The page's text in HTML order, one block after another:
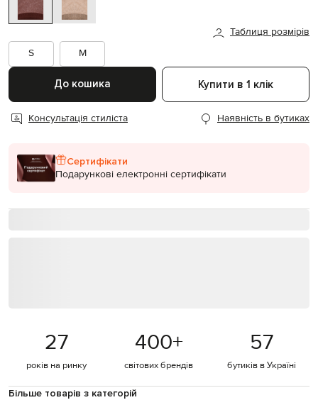
Таблиця розмірів
S
M
До кошика Купити в 1 клік
Консультація стиліста Наявність в бутиках
Сертифікати
Подарункові електронні сертифікати
27
років на ринку
400+
світових брендів
57
бутиків в Україні
Більше товарів з категорій